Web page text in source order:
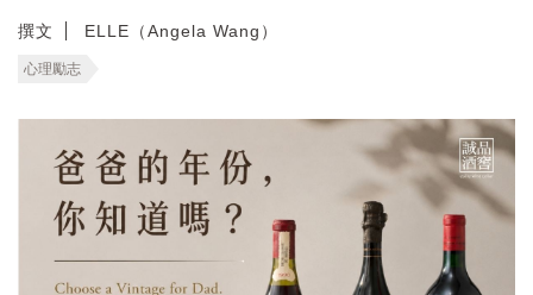
撰文 ELLE（Angela Wang）
心理勵志